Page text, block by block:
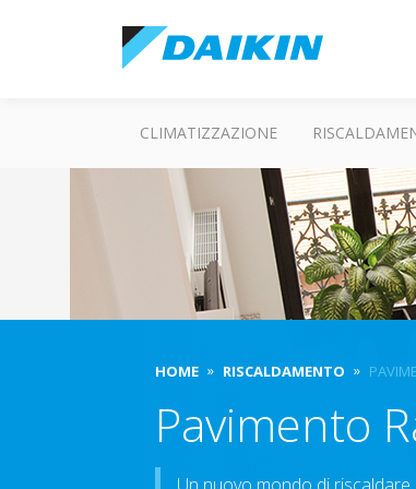
CLIMATIZZAZIONE
HOME RISCALDAMENTO
Pavimento